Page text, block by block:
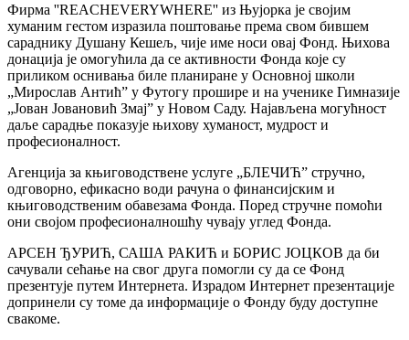
Фирма ''REACHEVERYWHERE'' из Њујорка је својим
хуманим гестом изразила поштовање према свом бившем
сараднику Душану Кешељ, чије име носи овај Фонд. Њихова
донација је омогућила да се активности Фонда које су
приликом оснивања биле планиране у Основној школи
„Мирослав Антић” у Футогу прошире и на ученике Гимназије
„Јован Јовановић Змај” у Новом Саду. Најављена могућност
даље сарадње показује њихову хуманост, мудрост и
професионалност.
Агенција за књиговодствене услуге „БЛЕЧИЋ” стручно,
одговорно, ефикасно води рачуна о финансијским и
књиговодственим обавезама Фонда. Поред стручне помоћи
они својом професионалношћу чувају углед Фонда.
АРСЕН ЂУРИЋ, САША РАКИЋ и БОРИС ЈОЦКОВ да би
сачували сећање на свог друга помогли су да се Фонд
презентује путем Интернета. Израдом Интернет презентације
допринели су томе да информације о Фонду буду доступне
свакоме.